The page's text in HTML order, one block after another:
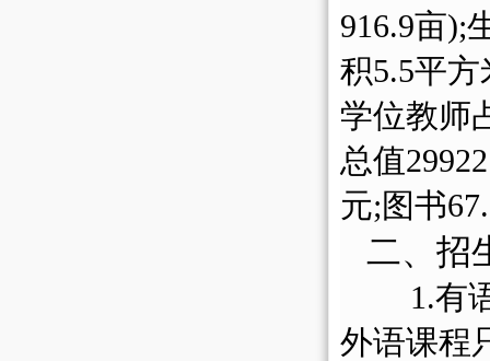
916.9亩);
积5.5平方
学位教师
总值29922
元;图书67.
二、招
1.有语
外语课程